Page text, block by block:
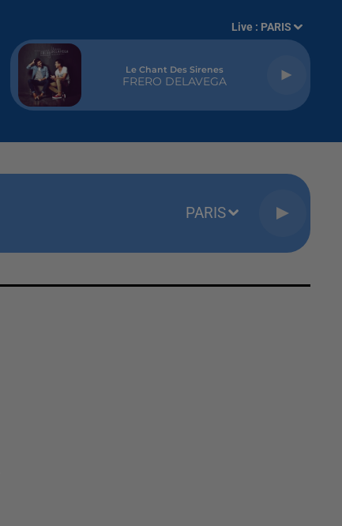
Live : PARIS
Le Chant Des Sirenes
FRERO DELAVEGA
PARIS